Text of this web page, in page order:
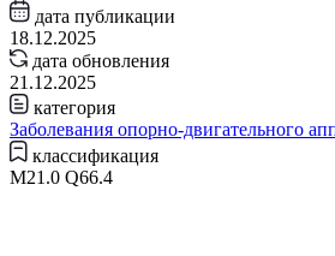
дата публикации
18.12.2025
дата обновления
21.12.2025
категория
Заболевания опорно-двигательного
классификация
M21.0 Q66.4